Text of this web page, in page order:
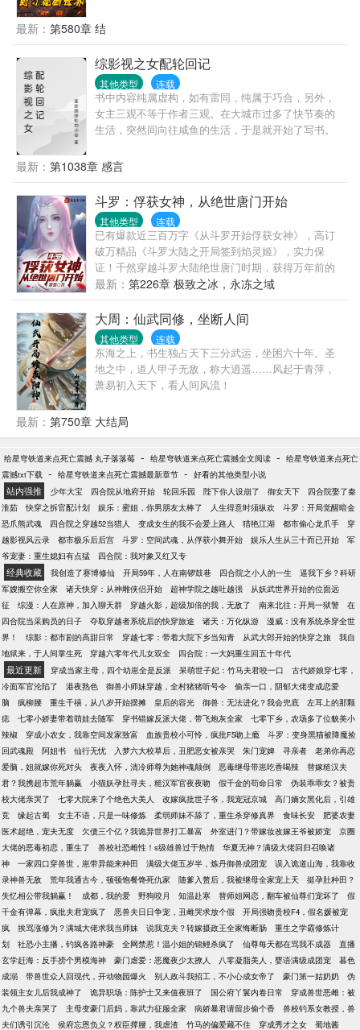
最新： 第580章 结
综影视之女配轮回记
其他类型 连载
书中内容纯属虚构，如有雷同，纯属于巧合，另外，
女主三观不等于作者三观。在大城市过多了快节奏的
生活，突然间向往咸鱼的生活，于是就开始了写书。
身，你可以说女主苟，也可以说女主人间清醒。不过
剧情肯定是会有改变，人都变了一个，怎么还会保持
剧情一致，那不是有女主跟没女主都没差别，还写什
么呢？所以如果有发现读者们喜欢的角色被黑或过得
不好，请务当真。
最新： 第1038章 感言
斗罗：俘获女神，从绝世唐门开始
其他类型 连载
已有爆款近三百万字《从斗罗开始俘获女神》，高订
破万精品《斗罗大陆之开局签到焰灵姬》，实力保
证！千然穿越斗罗大陆绝世唐门时期，获得万年前的
武魂殿传承，在曾经的天使神千仞雪的帮助下获得百
万年魂兽天梦冰蚕和亡灵天灾伊莱克斯的力量，从此
走上一路横推的无敌之路。万年前的武魂殿败了，可
这一世武魂殿当无敌于天下。在史莱克学院，他是有
史以来最年轻的封号斗罗。在日月皇家魂导师学院，
他是可怕的十级魂导师。在星斗大森林，他是魂兽最
好的朋友，与古月娜结盟，重塑千仞雪神格。在神
界，他是当之无愧的最强神王。在千然的手中，天使
不知道什么叫做对手，灭唐三，灭霍雨浩……一路走
过来，机缘拿来吧你，妹子拿来吧你……千然：我无
敌，你们随意！
最新： 第226章 极致之冰，永冻之域
大周：仙武同修，坐断人间
其他类型 连载
东海之上，书生独占天下三分武运，坐困六十年。圣
地之中，道人甲子无敌，称大逍遥……风起于青萍，
萧易初入天下，看人间风流！
最新： 第750章 大结局
给星穹铁道来点死亡震撼 丸子落落莓 - 给星穹铁道来点死亡震撼全文阅读 - 给星穹铁道来点死亡
震撼txt下载 - 给星穹铁道来点死亡震撼最新章节 - 好看的其他类型小说
站内强推 少年大宝 四合院从地府开始 轮回乐园 陛下你人设崩了 御女天下
四合院娶了秦
淮茹
快穿之拆官配计划 娱乐：蜜姐，你男朋友太棒了 人生得意时须纵欢
斗罗：开局觉醒暗金
恐爪熊武魂
四合院之穿越52当猎人 变成女生的我不会爱上路人 猎艳江湖 都市偷心龙爪手
穿
越影视风云录
都市极乐后后宫 斗罗：空间武魂，从俘获小舞开始 娱乐人生从三十而已开始
军
爷宠妻：重生媳妇有点猛
四合院：我对象又红又专
经典收藏 我创造了赛博修仙 开局59年，人在南锣鼓巷 四合院之小人的一生
逼我下乡？科研
军嫂搬空你全家
诸天快穿：从神雕侠侣开始 超神学院之越吐越强
从妖武世界开始的位面远
征
综漫：人在原神，加入聊天群 穿越火影，超级加倍的我，无敌了 南来北往：开局一狱警
在
四合院当采购员的日子
夺取穿越者系统后的快穿旅途 诸天：万化纵游
漫威：没有系统杀穿全世
界！
综影：都市剧的高甜日常 穿越七零：带着大院下乡当知青 从武大郎开始的快穿之旅
我自
地狱来，于人间掌生死
穿越六零年代儿女双全 四合院：一大妈重生回五十年代
最近更新 穿成当家主母，四个幼崽全是反派 呆萌世子妃：竹马夫君咬一口
古代娇娘穿七零，
冷面军官沦陷了
港夜熟色 御兽小师妹穿越，全村猪猪听号令
偷亲一口，阴郁大佬变成恋爱
脑
疯柳腰 重生千禧，从八岁开始摆摊 皇后的容光 御兽：无法进化？我会兜底
左耳上的那颗
痣
七零小娇妻带着萌娃去随军 穿书错嫁反派大佬，带飞炮灰全家
七零下乡，农场多了位貌美小
辣椒
穿成小农女，我靠空间发家致富 血族贵校小可怜，疯批F5吻上瘾
斗罗：变身黑猫被降魔捡
回武魂殿
阿姐书 仙行无忧 入梦六大校草后，丑肥恶女被亲哭 朱门宠婢 寻亲者
老弟你再恋
爱脑，姐就嫁你死对头
夜夜入怀，清冷师尊为她神魂颠倒 恶毒继母带崽吃香喝辣
替嫁糙汉夫
君？我携超市荒年躺赢
小猫妖孕肚寻夫，糙汉军官夜夜吻 假千金的苟命日常
伪装乖乖女？被贵
校大佬亲哭了
七零大院来了个绝色大美人 改嫁疯批世子爷，我宠冠京城
高门嫡女黑化后，引雄
竞
缘起古蜀 女主不语，只是一味修炼 柔弱师妹不舔了，重生杀穿修真界 食味长安
肥婆农妻
医术超绝，宠夫无度
欠债三个亿？我诡异世界打工暴富 外室进门？带嫁妆改嫁王爷被娇宠
京圈
大佬的恶毒初恋，重生了
兽校社恐雌性！s级雄兽过于热情
华夏无神？满级大佬回归召唤诸
神
一家四口穿兽世，崽带异能来种田 满级大佬五岁半，炼丹御兽成团宠
误入诡道山海，我靠收
录神兽无敌
荒年我通古今，顿顿饱餐馋死仇家 随爹入赘后，我被继母全家宠上天
挺孕肚种田？
失忆相公带我躺赢！
成都，我的爱 野狗咬月 知温赴寒 替师姐网恋，翻车被仙尊们宠坏了
假
千金有弹幕，疯批夫君宠疯了
恶兽夫日日争宠，丑雌哭求放个假
开局强吻贵校F4，假名媛被宠
疯
挨骂涨修为？满城大佬求我当师妹 说我克夫？转嫁摄政王全家悔断肠
重生之学霸修炼计
划
社恐小主播，钓疯各路神豪 全网禁惹！温小姐的锦鲤杀疯了 仙尊每天都在骂我不成器
直播
玄学赶海：反手捞个男模海神
豪门虐爱：恶魔夜少太撩人 八零凝脂美人，婴语满级成团宠
暮色
成溺
带兽世众人回现代，开动物园爆火 别人政斗我招工，不小心成女帝了 豪门第一姑奶奶
伪
装领主女儿后我成神了
诡异职场：陈护士又来值夜班了 国公府丫鬟内卷日常
穿成兽世恶雌：被
九个兽夫亲哭了
主母变豪门后妈，靠武力征服全家 病娇暴君请留步偷个香
兽校钓系女教授，兽
夫们诱引沉沦
侯府忘恩负义？权臣撑腰，我虐渣 竹马的偏爱藏不住 穿成秀才之女 蜀地酱